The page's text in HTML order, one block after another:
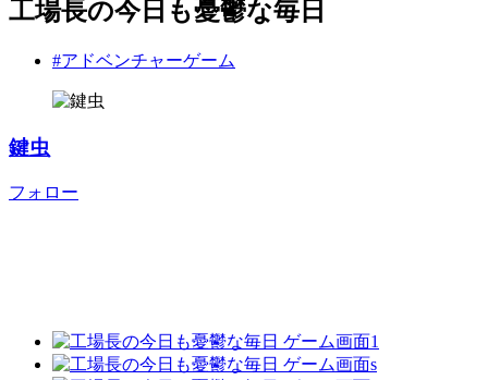
工場長の今日も憂鬱な毎日
#アドベンチャーゲーム
鍵虫
フォロー